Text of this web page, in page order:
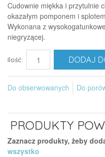
Cudownie miękka i przytulnie
okazałym pomponem i
Wykonana z
niegryzącej.
Ilość: DODAJ
Do obserwowanych Do
PRODUKTY
Zaznacz produkty, żeby
wszystko